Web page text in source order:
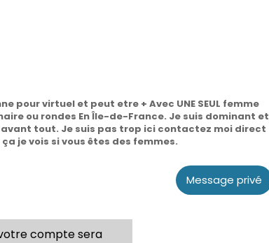
pour virtuel et peut etre + Avec UNE SEUL femme
chaire ou rondes En Île-de-France. Je suis dominant et
tout. Je suis pas trop ici contactez moi direct
je vois si vous êtes des femmes.
Message privé
compte sera